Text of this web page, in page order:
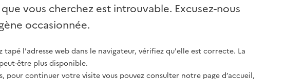
que vous cherchez est introuvable. Excusez-nous
occasionnée.
tapé l'adresse web dans le navigateur, vérifiez qu'elle est correcte. La
être plus disponible.
pour continuer votre visite vous pouvez consulter notre page d’accueil,